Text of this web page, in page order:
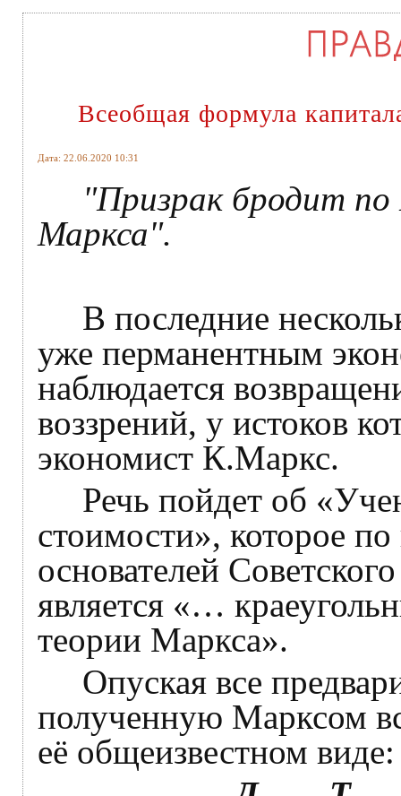
Всеобщая формула
Дата: 22.06.2020 10:31
"Призрак бродит
Маркса".
В последние
уже перманентным
наблюдается
воззрений, у истоков
экономист К.Маркс.
Речь пойдет об
стоимости», которое
основателей
является «…
теории Маркса».
Опуская все
полученную Марксом
её общеизвестном виде: